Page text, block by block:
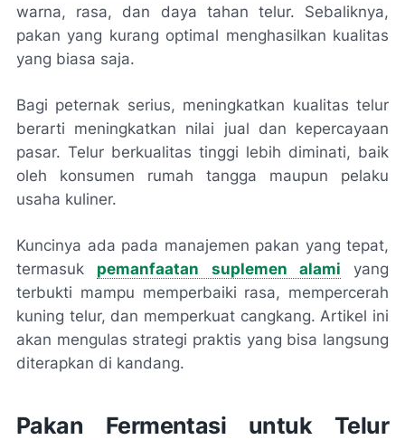
warna, rasa, dan daya tahan telur. Sebaliknya,
pakan yang kurang optimal menghasilkan kualitas
yang biasa saja.
Bagi peternak serius, meningkatkan kualitas telur
berarti meningkatkan nilai jual dan kepercayaan
pasar. Telur berkualitas tinggi lebih diminati, baik
oleh konsumen rumah tangga maupun pelaku
usaha kuliner.
Kuncinya ada pada manajemen pakan yang tepat,
termasuk pemanfaatan suplemen alami yang
terbukti mampu memperbaiki rasa, mempercerah
kuning telur, dan memperkuat cangkang. Artikel ini
akan mengulas strategi praktis yang bisa langsung
diterapkan di kandang.
Pakan Fermentasi untuk Telur